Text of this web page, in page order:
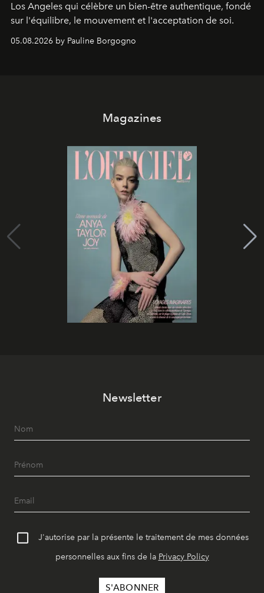
Los Angeles qui célèbre un bien-être authentique, fondé
sur l'équilibre, le mouvement et l'acceptation de soi.
05.08.2026 by Pauline Borgogno
Magazines
Newsletter
J'autorise par la présente le traitement de mes données
personnelles aux fins de la Privacy Policy